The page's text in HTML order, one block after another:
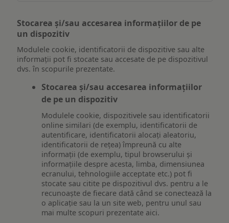
Stocarea și/sau accesarea informațiilor de pe
un dispozitiv
Modulele cookie, identificatorii de dispozitive sau alte
informații pot fi stocate sau accesate de pe dispozitivul
dvs. în scopurile prezentate.
Stocarea și/sau accesarea informațiilor
de pe un dispozitiv
Modulele cookie, dispozitivele sau identificatorii
online similari (de exemplu, identificatorii de
autentificare, identificatorii alocați aleatoriu,
identificatorii de rețea) împreună cu alte
informații (de exemplu, tipul browserului și
informațiile despre acesta, limba, dimensiunea
ecranului, tehnologiile acceptate etc.) pot fi
stocate sau citite pe dispozitivul dvs. pentru a le
recunoaște de fiecare dată când se conectează la
o aplicație sau la un site web, pentru unul sau
mai multe scopuri prezentate aici.